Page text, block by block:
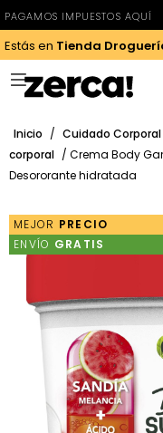
PAGAMOS IMPUESTOS AQUÍ
Estás en Tienda
Inicio / Cuidado Corporal
corporal / Crema Body
Desororante hidratada
MEJOR PRECIO
ENVÍO GRATIS